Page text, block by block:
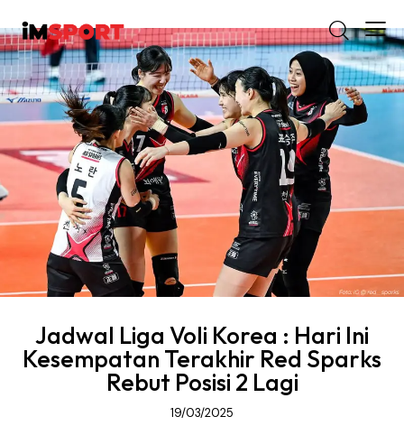
Jadwal Liga Voli Korea : Hari Ini
Kesempatan Terakhir Red Sparks
Rebut Posisi 2 Lagi
19/03/2025